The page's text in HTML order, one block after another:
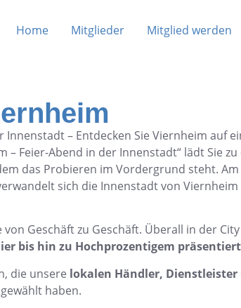
Home Mitglieder Mitglied werden
– Entdecken Sie Viernheim auf
– Feier-Abend in der Innenstadt“ lädt Sie zu
das Probieren im Vordergrund steht. Am
sich die Innenstadt von Viernheim
Geschäft zu Geschäft. Überall in der
bis hin zu Hochprozentigem präsentiert
die unsere lokalen Händler, Dienstleister
haben.